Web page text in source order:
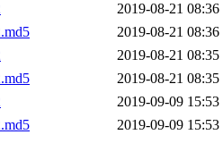
2019-08-21 08:36
2019-08-21 08:36
2019-08-21 08:35
2019-08-21 08:35
2019-09-09 15:53
2019-09-09 15:53